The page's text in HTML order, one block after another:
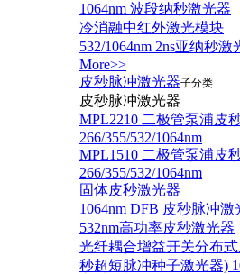
1064nm 波段纳秒激光器
冷消融中红外激光模块
532/1064nm 2ns亚纳秒激
More>>
皮秒脉冲激光器子分类
皮秒脉冲激光器
​MPL2210 二极管泵浦皮
266/355/532/1064nm
MPL1510 二极管泵浦皮
266/355/532/1064nm
固体皮秒激光器
1064nm DFB 皮秒脉冲激
532nm高功率皮秒激光器
光纤耦合增益开关分布
秒超短脉冲种子激光器)